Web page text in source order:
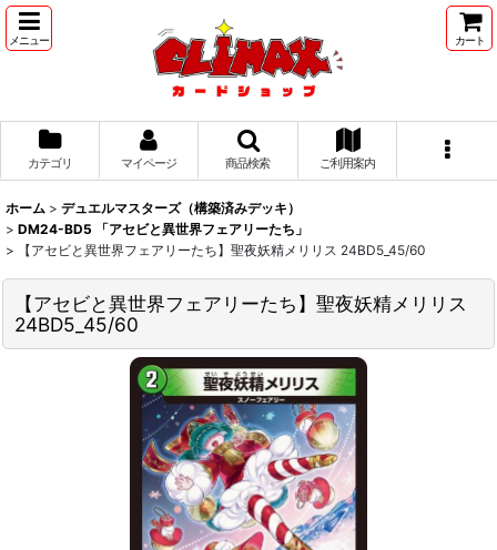
メニュー カート
カテゴリ マイページ 商品検索 ご利用案内
ホーム > デュエルマスターズ（構築済みデッキ）
> DM24-BD5 「アセビと異世界フェアリーたち」
>
【アセビと異世界フェアリーたち】聖夜妖精メリリス 24BD5_45/60
【アセビと異世界フェアリーたち】聖夜妖精メリリス
24BD5_45/60